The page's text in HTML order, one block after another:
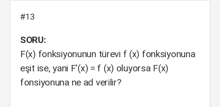
#13
SORU:
F(x) fonksiyonunun türevi f (x) fonksiyonuna
eşit ise, yani F'(x) = f (x) oluyorsa F(x)
fonsiyonuna ne ad verilir?